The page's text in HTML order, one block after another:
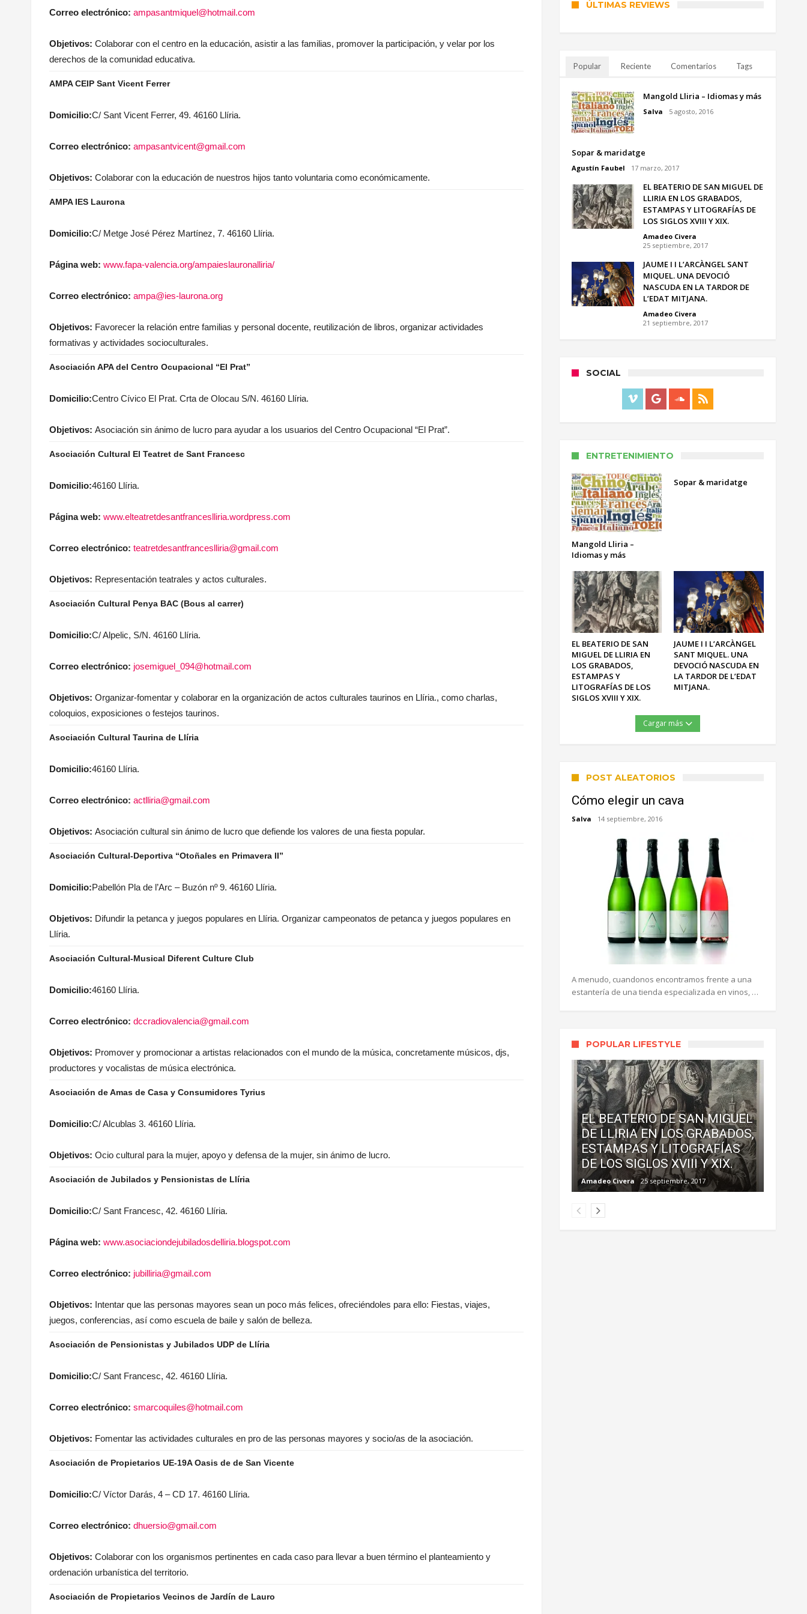
Correo electrónico: ampasantmiquel@hotmail.com
Objetivos: Colaborar con el centro en la educación, asistir a las familias, promover la participación, y velar por los
derechos de la comunidad educativa.
AMPA CEIP Sant Vicent Ferrer
Domicilio:C/ Sant Vicent Ferrer, 49. 46160 Llíria.
Correo electrónico: ampasantvicent@gmail.com
Objetivos: Colaborar con la educación de nuestros hijos tanto voluntaria como económicamente.
AMPA IES Laurona
Domicilio:C/ Metge José Pérez Martínez, 7. 46160 Llíria.
Página web: www.fapa-valencia.org/ampaieslauronalliria/
Correo electrónico: ampa@ies-laurona.org
Objetivos: Favorecer la relación entre familias y personal docente, reutilización de libros, organizar actividades
formativas y actividades socioculturales.
Asociación APA del Centro Ocupacional “El Prat”
Domicilio:Centro Cívico El Prat. Crta de Olocau S/N. 46160 Llíria.
Objetivos: Asociación sin ánimo de lucro para ayudar a los usuarios del Centro Ocupacional “El Prat”.
Asociación Cultural El Teatret de Sant Francesc
Domicilio:46160 Llíria.
Página web: www.elteatretdesantfranceslliria.wordpress.com
Correo electrónico: teatretdesantfranceslliria@gmail.com
Objetivos: Representación teatrales y actos culturales.
Asociación Cultural Penya BAC (Bous al carrer)
Domicilio:C/ Alpelic, S/N. 46160 Llíria.
Correo electrónico: josemiguel_094@hotmail.com
Objetivos: Organizar-fomentar y colaborar en la organización de actos culturales taurinos en Llíria., como charlas,
coloquios, exposiciones o festejos taurinos.
Asociación Cultural Taurina de Llíria
Domicilio:46160 Llíria.
Correo electrónico: actlliria@gmail.com
Objetivos: Asociación cultural sin ánimo de lucro que defiende los valores de una fiesta popular.
Asociación Cultural-Deportiva “Otoñales en Primavera II”
Domicilio:Pabellón Pla de l’Arc – Buzón nº 9. 46160 Llíria.
Objetivos: Difundir la petanca y juegos populares en Llíria. Organizar campeonatos de petanca y juegos populares en
Llíria.
Asociación Cultural-Musical Diferent Culture Club
Domicilio:46160 Llíria.
Correo electrónico: dccradiovalencia@gmail.com
Objetivos: Promover y promocionar a artistas relacionados con el mundo de la música, concretamente músicos, djs,
productores y vocalistas de música electrónica.
Asociación de Amas de Casa y Consumidores Tyrius
Domicilio:C/ Alcublas 3. 46160 Llíria.
Objetivos: Ocio cultural para la mujer, apoyo y defensa de la mujer, sin ánimo de lucro.
Asociación de Jubilados y Pensionistas de Llíria
Domicilio:C/ Sant Francesc, 42. 46160 Llíria.
Página web: www.asociaciondejubiladosdelliria.blogspot.com
Correo electrónico: jubilliria@gmail.com
Objetivos: Intentar que las personas mayores sean un poco más felices, ofreciéndoles para ello: Fiestas, viajes,
juegos, conferencias, así como escuela de baile y salón de belleza.
Asociación de Pensionistas y Jubilados UDP de Llíria
Domicilio:C/ Sant Francesc, 42. 46160 Llíria.
Correo electrónico: smarcoquiles@hotmail.com
Objetivos: Fomentar las actividades culturales en pro de las personas mayores y socio/as de la asociación.
Asociación de Propietarios UE-19A Oasis de de San Vicente
Domicilio:C/ Víctor Darás, 4 – CD 17. 46160 Llíria.
Correo electrónico: dhuersio@gmail.com
Objetivos: Colaborar con los organismos pertinentes en cada caso para llevar a buen término el planteamiento y
ordenación urbanística del territorio.
Asociación de Propietarios Vecinos de Jardín de Lauro
ÚLTIMAS REVIEWS
Popular Reciente Comentarios Tags
Mangold Lliria – Idiomas y más
Salva 5 agosto, 2016
Sopar & maridatge
Agustín Faubel 17 marzo, 2017
EL BEATERIO DE SAN MIGUEL DE
LLIRIA EN LOS GRABADOS,
ESTAMPAS Y LITOGRAFÍAS DE
LOS SIGLOS XVIII Y XIX.
Amadeo Civera
25 septiembre, 2017
JAUME I I L’ARCÀNGEL SANT
MIQUEL. UNA DEVOCIÓ
NASCUDA EN LA TARDOR DE
L’EDAT MITJANA.
Amadeo Civera
21 septiembre, 2017
SOCIAL
ENTRETENIMIENTO
Mangold Lliria –
Idiomas y más
Sopar & maridatge
EL BEATERIO DE SAN
MIGUEL DE LLIRIA EN
LOS GRABADOS,
ESTAMPAS Y
LITOGRAFÍAS DE LOS
SIGLOS XVIII Y XIX.
JAUME I I L’ARCÀNGEL
SANT MIQUEL. UNA
DEVOCIÓ NASCUDA EN
LA TARDOR DE L’EDAT
MITJANA.
Cargar más
POST ALEATORIOS
Cómo elegir un cava
Salva 14 septiembre, 2016
A menudo, cuandonos encontramos frente a una
estantería de una tienda especializada en vinos, …
POPULAR LIFESTYLE
EL BEATERIO DE SAN MIGUEL
DE LLIRIA EN LOS GRABADOS,
ESTAMPAS Y LITOGRAFÍAS
DE LOS SIGLOS XVIII Y XIX.
Amadeo Civera 25 septiembre, 2017